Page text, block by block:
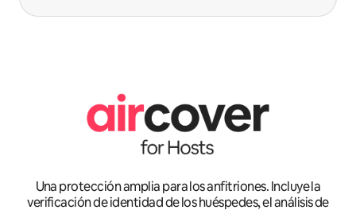
Una protección amplia para los anfitriones. Incluye la
verificación de identidad de los huéspedes, el análisis de